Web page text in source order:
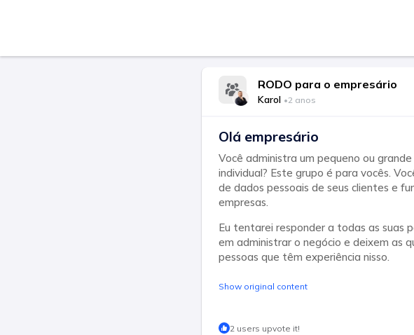
RODO para o empresário
Karol •2 anos
Olá empresário
Você administra um pequeno ou
individual? Este grupo é para vocês.
de dados pessoais de seus clientes e
empresas.
Eu tentarei responder a todas as suas
em administrar o negócio e deixem as
pessoas que têm experiência nisso.
Show original content
2 users upvote it!